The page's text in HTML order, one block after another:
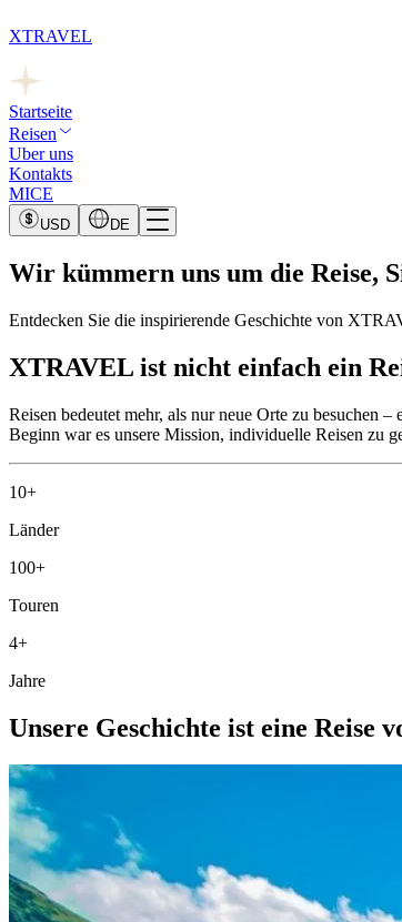
XTRAVEL
Startseite
Reisen
Uber uns
Kontakts
MICE
USD DE
Wir kümmern uns um die Reise,
Entdecken Sie die inspirierende Geschichte von
XTRAVEL ist nicht einfach ein
Reisen bedeutet mehr, als nur neue Orte zu besuchen
Beginn war es unsere Mission, individuelle Reisen zu
10+
Länder
100+
Touren
4+
Jahre
Unsere Geschichte ist eine Reise